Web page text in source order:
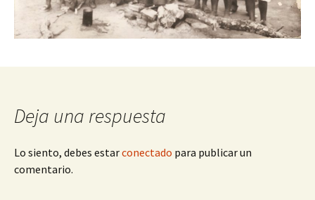
Deja una respuesta
Lo siento, debes estarconectado para publicar un
comentario.